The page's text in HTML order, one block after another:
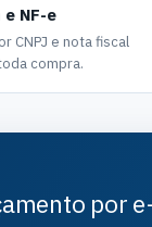
NF-e
CNPJ e nota fiscal
compra.
por